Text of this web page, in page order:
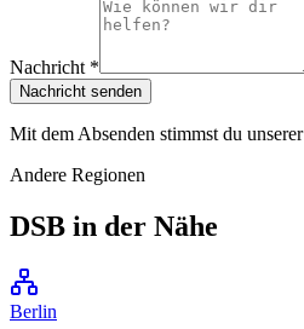
Nachricht *
Nachricht senden
Mit dem Absenden stimmst du unserer
Andere Regionen
DSB in der Nähe
Berlin